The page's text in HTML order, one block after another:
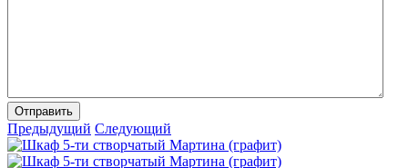
Отправить
Предыдущий Следующий